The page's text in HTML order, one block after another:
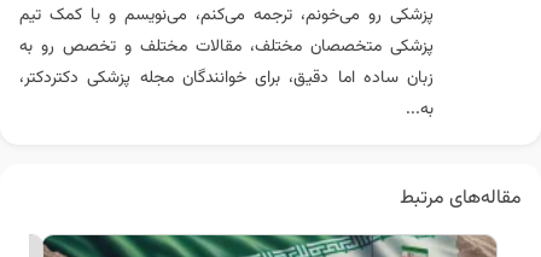
پزشکی رو می‌خونم، ترجمه می‌کنم، می‌نویسم و با کمک تیم
پزشکی متخصصان مختلف، مقالات مختلف و تخصص رو به
زبان ساده اما دقیق، برای خوانندگان مجله پزشکی دکتردکتر،
به...
مقاله‌های مرتبط